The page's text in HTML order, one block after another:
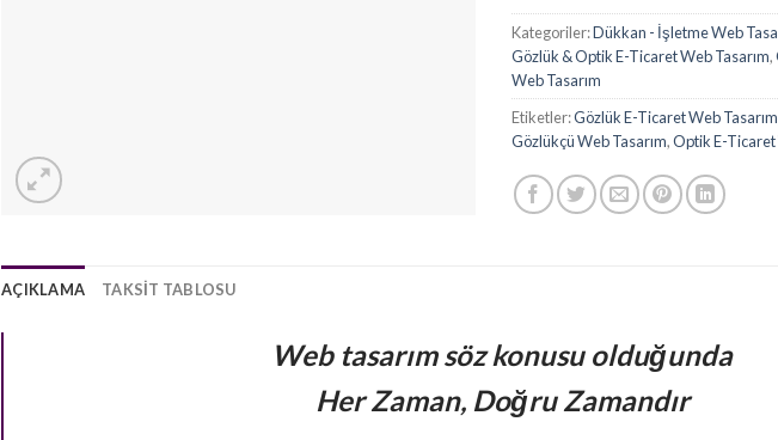
Kategoriler:Dükkan - İşletme Web
Gözlük & Optik E-Ticaret Web Tasarım,
Web Tasarım
Etiketler:Gözlük E-Ticaret Web Tasarım
Gözlükçü Web Tasarım,Optik E-Ticaret
AÇIKLAMA TAKSIT TABLOSU
Web tasarım söz konusu olduğunda
Her Zaman, Doğru Zamandır